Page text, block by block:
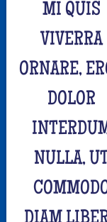
MI QUIS
VIVERRA
ORNARE,
DOLOR
NULLA,